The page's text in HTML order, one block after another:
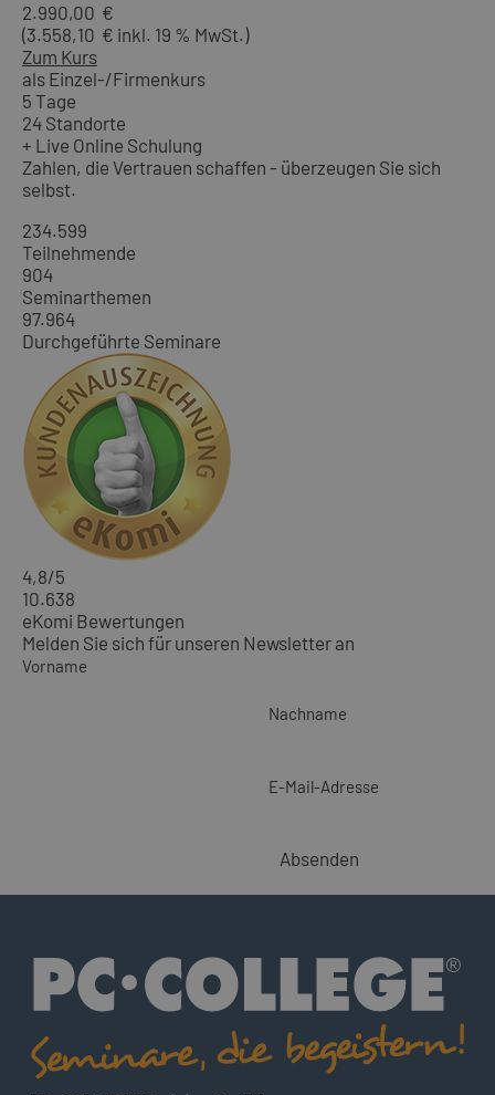
2.990,00 €
(3.558,10 € inkl. 19 % MwSt.)
Zum Kurs
als Einzel-/Firmenkurs
5 Tage
24 Standorte
+ Live Online Schulung
Zahlen, die Vertrauen schaffen - überzeugen Sie sich
selbst.
234.599
Teilnehmende
904
Seminarthemen
97.964
Durchgeführte Seminare
4,8/5
10.638
eKomi Bewertungen
Melden Sie sich für unseren Newsletter an
Vorname
Nachname
E-Mail-Adresse
Absenden